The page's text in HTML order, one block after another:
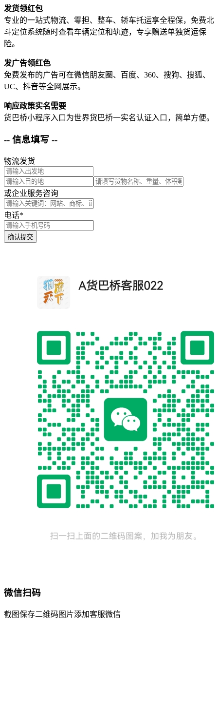
发货领红包
专业的一站式物流、零担、整车、轿车托运享全程保，免费北
斗定位系统随时查看车辆定位和轨迹，专享赠送单独货运保
险。
发广告领红色
免费发布的广告可在微信朋友圈、百度、360、搜狗、搜狐、
UC、抖音等全网展示。
响应政策实名需要
货巴桥小程序入口为世界货巴桥一实名认证入口，简单方便。
-- 信息填写 --
物流发货
或企业服务咨询
电话*
确认提交
微信扫码
截图保存二维码图片添加客服微信